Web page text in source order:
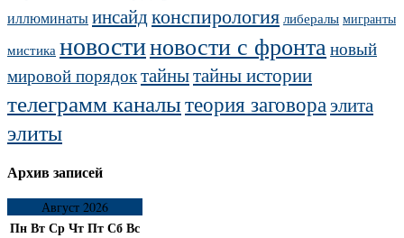
иллюминатыинсайдконспирология либералы мигранты
мистика новостиновости с фронтановый
мировой порядоктайнытайны истории
телеграмм каналытеория заговораэлита
элиты
Архив записей
Август 2026
ПнВтСрЧтПтСбВс